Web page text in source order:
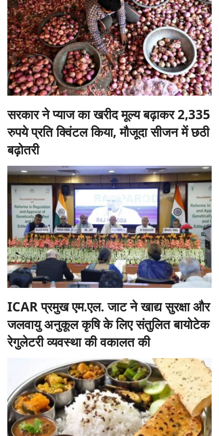
सरकार ने प्याज का खरीद मूल्य बढ़ाकर 2,335
रुपये प्रति क्विंटल किया, मौजूदा सीजन में छठी
बढ़ोतरी
ICAR प्रमुख एम.एल. जाट ने खाद्य सुरक्षा और
जलवायु अनुकूल कृषि के लिए संतुलित बायोटेक
रेगुलेटरी व्यवस्था की वकालत की